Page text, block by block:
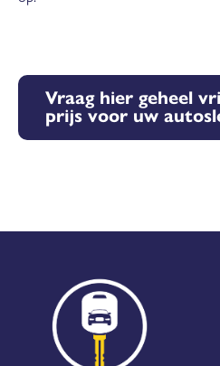
Vraag hier geheel
prijs voor uw